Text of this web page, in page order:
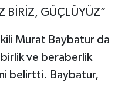
BİRİZ, GÜÇLÜYÜZ”
Murat Baybatur da
birlik ve beraberlik
belirtti. Baybatur,